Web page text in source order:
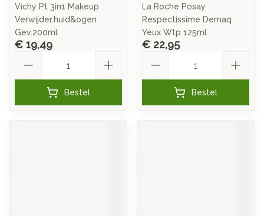
Vichy Pt 3in1 Makeup
Verwijder.huid&ogen
Gev.200ml
€ 19,49
Bestel
La Roche Posay
Respectissime Demaq
Yeux Wtp 125ml
€ 22,95
Bestel